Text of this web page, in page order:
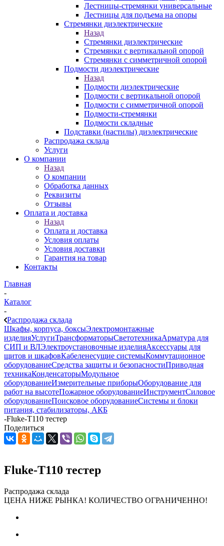
Лестницы-стремянки универсальные
Лестницы для подъема на опоры
Стремянки диэлектрические
Назад
Стремянки диэлектрические
Стремянки с вертикальной опорой
Стремянки с симметричной опорой
Подмости диэлектрические
Назад
Подмости диэлектрические
Подмости с вертикальной опорой
Подмости с симметричной опорой
Подмости-стремянки
Подмости складные
Подставки (настилы) диэлектрические
Распродажа склада
Услуги
О компании
Назад
О компании
Обработка данных
Реквизиты
Отзывы
Оплата и доставка
Назад
Оплата и доставка
Условия оплаты
Условия доставки
Гарантия на товар
Контакты
Главная
-
Каталог
-
Распродажа склада
Шкафы, корпуса, боксыЭлектромонтажные
изделияУслугиТрансформаторыСветотехникаАрматура для
СИП и ВЛЭлектроустановочные изделияАксессуары для
щитов и шкафовКабеленесущие системыКоммутационное
оборудованиеСредства защиты и безопасностиПриводная
техникаКонденсаторыМодульное
оборудованиеИзмерительные приборыОборудование для
работ на высотеПожарное оборудованиеИнструментСиловое
оборудованиеПоисковое оборудованиеСистемы и блоки
питания, стабилизаторы, АКБ
-Fluke-T110 тестер
Поделиться
Fluke-T110 тестер
Распродажа склада
ЦЕНА НИЖЕ РЫНКА! КОЛИЧЕСТВО ОГРАНИЧЕННО!